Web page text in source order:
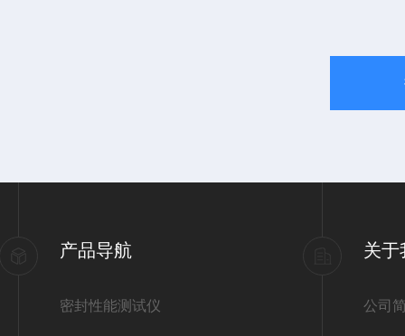
产品导航
密封性能测试仪
关于
公司